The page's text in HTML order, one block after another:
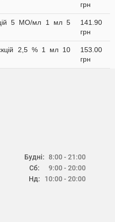
грн
5 МО/мл 1 мл 5
141.90
грн
2,5 % 1 мл 10
153.00
грн
Будні:
Сб:
Нд:
8:00 - 21:00
9:00 - 20:00
10:00 - 20:00